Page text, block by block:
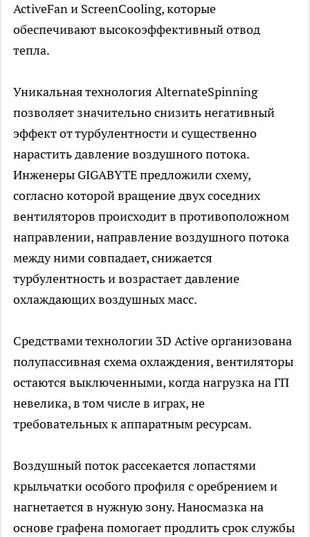
ActiveFan и ScreenCooling, которые
обеспечивают высокоэффективный отвод
тепла.
Уникальная технология AlternateSpinning
позволяет значительно снизить негативный
эффект от турбулентности и существенно
нарастить давление воздушного потока.
Инженеры GIGABYTE предложили схему,
согласно которой вращение двух соседних
вентиляторов происходит в противоположном
направлении, направление воздушного потока
между ними совпадает, снижается
турбулентность и возрастает давление
охлаждающих воздушных масс.
Средствами технологии 3D Active организована
полупассивная схема охлаждения, вентиляторы
остаются выключенными, когда нагрузка на ГП
невелика, в том числе в играх, не
требовательных к аппаратным ресурсам.
Воздушный поток рассекается лопастями
крыльчатки особого профиля с оребрением и
нагнетается в нужную зону. Наносмазка на
основе графена помогает продлить срок службы